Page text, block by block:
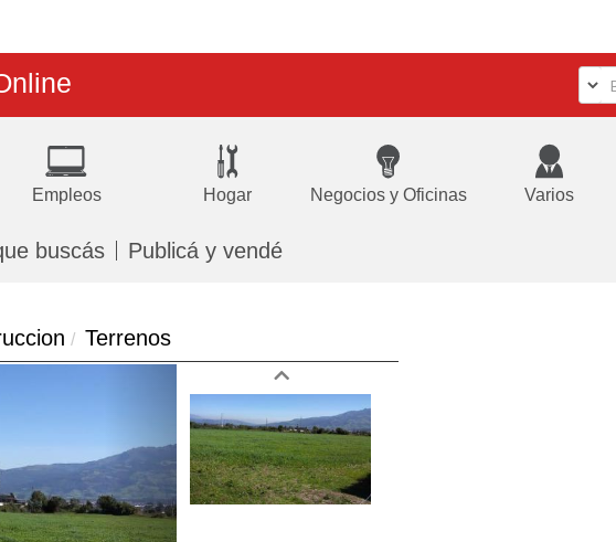
Empleos Hogar Negocios y Oficinas Varios
buscás Publicá y vendé
Terrenos